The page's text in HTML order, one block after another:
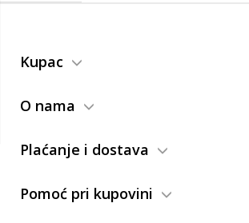
Kupac
O nama
Plaćanje i dostava
Pomoć pri kupovini